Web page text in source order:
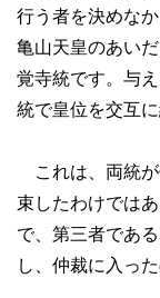
行う者を決めな
亀山天皇のあい
覚寺統です。与
統で皇位を交互
これは、両統が
束したわけでは
で、第三者であ
し、仲裁に入った